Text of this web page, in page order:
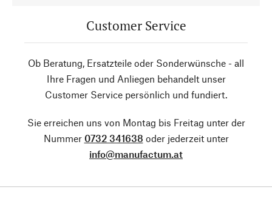
Customer Service
Ob Beratung, Ersatzteile oder Sonderwünsche - all
Ihre Fragen und Anliegen behandelt unser
Customer Service persönlich und fundiert.
Sie erreichen uns von Montag bis Freitag unter der
Nummer 0732 341638 oder jederzeit unter
info@manufactum.at